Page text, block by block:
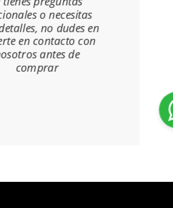
o necesitas
no dudes en
en contacto con
antes de
comprar